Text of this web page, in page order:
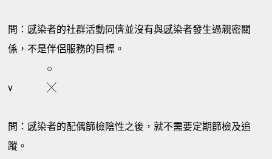
問：感染者的社群活動同儕並沒有與感染者發生過親密關
係，不是伴侶服務的目標。
○
v
╳
問：感染者的配偶篩檢陰性之後，就不需要定期篩檢及追
蹤。